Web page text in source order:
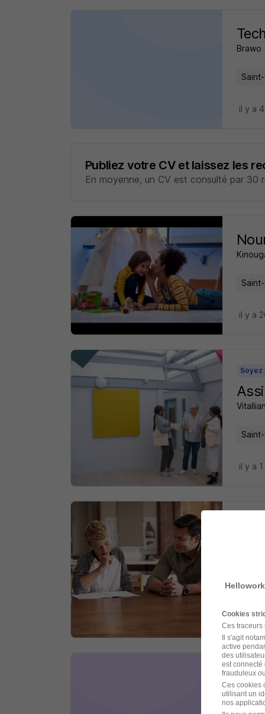
Brawo
il y a
Publiez votre CV et laissez les
En moyenne, un CV est consulté par 30
il y a
Soyez
il y a
il y a
Soyez
La
Cookies
Ces traceurs
Il s'agit
active
des
est connecté
frauduleux
Ces cookies
utilisant un
nos